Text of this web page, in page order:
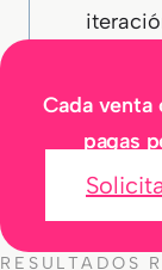
Cada venta
pagas
RESULTADOS